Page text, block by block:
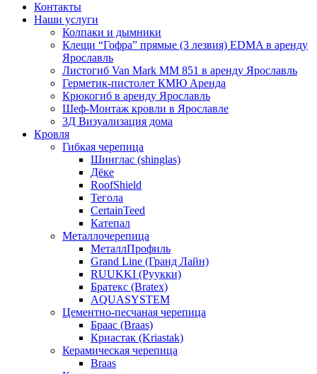
Контакты
Наши услуги
Колпаки и дымники
Клещи “Гофра” прямые (3 лезвия) EDMA в аренду
Ярославль
Листогиб Van Mark MM 851 в аренду Ярославль
Герметик-пистолет КМЮ Аренда
Крюкогиб в аренду Ярославль
Шеф-Монтаж кровли в Ярославле
3Д Визуализация дома
Кровля
Гибкая черепица
Шинглас (shinglas)
Дёке
RoofShield
Тегола
CertainTeed
Катепал
Металлочерепица
МеталлПрофиль
Grand Line (Гранд Лайн)
RUUKKI (Руукки)
Братекс (Bratex)
AQUASYSTEM
Цементно-песчаная черепица
Браас (Braas)
Криастак (Kriastak)
Керамическая черепица
Braas